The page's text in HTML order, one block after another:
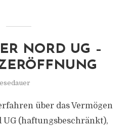
NORD UG –
über das Vermögen
UG (haftungsbeschränkt),